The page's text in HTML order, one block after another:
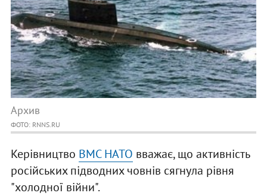
Архив
ФОТО: RNNS.RU
Керівництво ВМС НАТО вважає, що активність
російських підводних човнів сягнула рівня
"холодної війни".